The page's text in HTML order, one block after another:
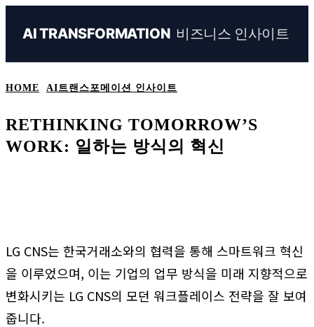
AI TRANSFORMATION 비즈니스 인사이트
HOME AI트랜스포메이션 인사이트
RETHINKING TOMORROW’S
WORK: 일하는 방식의 혁신
LG CNS는 한국거래소와의 협력을 통해 스마트워크 혁신
을 이루었으며, 이는 기업의 업무 방식을 미래 지향적으로
변화시키는 LG CNS의 모던 워크플레이스 전략을 잘 보여
줍니다.